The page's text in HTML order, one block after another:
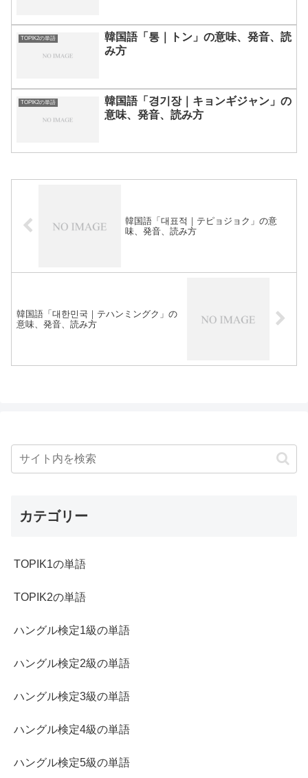
TOPIK2の単語
韓国語「통｜トン」の意味、発音、読
み方
TOPIK2の単語
韓国語「경기장｜キョンギジャン」の
意味、発音、読み方
韓国語「대표적｜テピョジョク」の意
味、発音、読み方
韓国語「대한민국｜テハンミングク」の
意味、発音、読み方
カテゴリー
TOPIK1の単語
TOPIK2の単語
ハングル検定1級の単語
ハングル検定2級の単語
ハングル検定3級の単語
ハングル検定4級の単語
ハングル検定5級の単語